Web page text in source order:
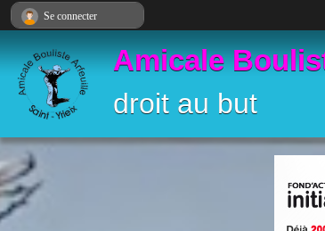
Amicale
droit au but
Se connecter
Panneau de gestion des cookies